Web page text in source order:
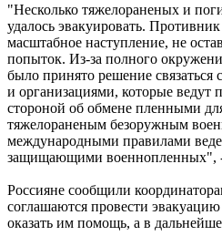
"Несколько тяжелораненых и
удалось эвакуировать.
масштабное наступление, не
попыток. Из-за полного
было принято решение
и организациями, которые ведут
стороной об обмене пленными
тяжелораненым безоружным
международными правилами
защищающими военнопленных", -
Россияне сообщили
соглашаются провести
оказать им помощь, а в